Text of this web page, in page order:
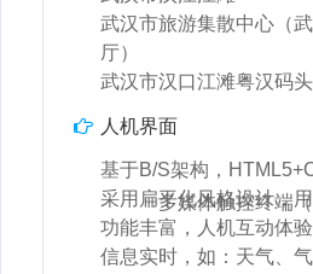
多媒体触控终端
武汉市旅游集散中心（
厅）
武汉市汉口江滩粤汉码头
人机界面
基于B/S架构，
采用扁平化风格设计，
功能丰富，人机互动体
信息实时，如：天气、